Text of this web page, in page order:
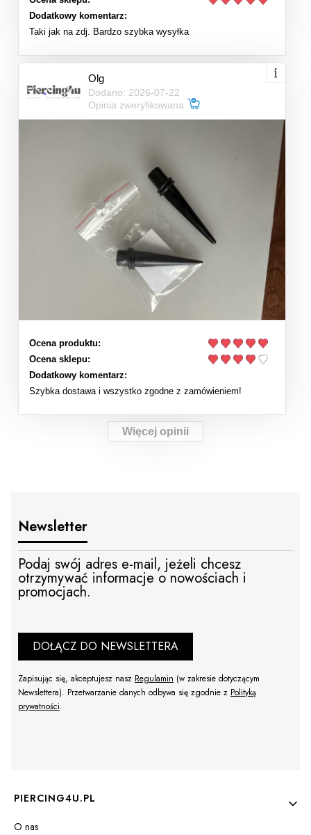
Dodatkowy komentarz:
Taki jak na zdj. Bardzo szybka wysyłka
Olg
Dodano: 2026-07-22
Opinia zweryfikowana
Ocena produktu:
Ocena sklepu:
Dodatkowy komentarz:
Szybka dostawa i wszystko zgodne z zamówieniem!
Więcej opinii
Newsletter
Podaj swój adres e-mail, jeżeli chcesz
otrzymywać informacje o nowościach i
promocjach.
DOŁĄCZ DO NEWSLETTERA
Zapisując się, akceptujesz nasz Regulamin (w zakresie dotyczącym
Newslettera). Przetwarzanie danych odbywa się zgodnie z Polityką
prywatności.
Linki w stopce
PIERCING4U.PL
O nas